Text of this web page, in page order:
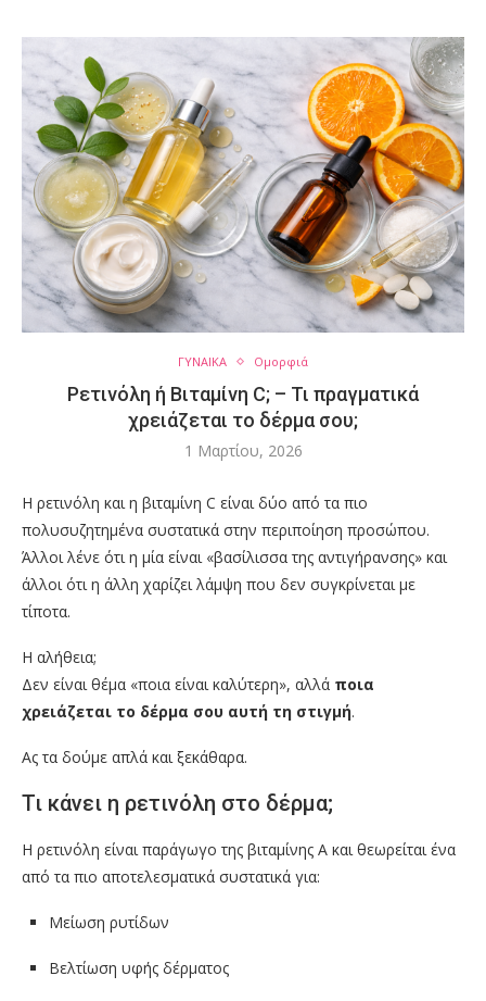
ΓΥΝΑΙΚΑ Ομορφιά
Ρετινόλη ή Βιταμίνη C; – Τι πραγματικά
χρειάζεται το δέρμα σου;
1 Μαρτίου, 2026
Η ρετινόλη και η βιταμίνη C είναι δύο από τα πιο
πολυσυζητημένα συστατικά στην περιποίηση προσώπου.
Άλλοι λένε ότι η μία είναι «βασίλισσα της αντιγήρανσης» και
άλλοι ότι η άλλη χαρίζει λάμψη που δεν συγκρίνεται με
τίποτα.
Η αλήθεια;
Δεν είναι θέμα «ποια είναι καλύτερη», αλλά ποια
χρειάζεται το δέρμα σου αυτή τη στιγμή.
Ας τα δούμε απλά και ξεκάθαρα.
Τι κάνει η ρετινόλη στο δέρμα;
Η ρετινόλη είναι παράγωγο της βιταμίνης Α και θεωρείται ένα
από τα πιο αποτελεσματικά συστατικά για:
Μείωση ρυτίδων
Βελτίωση υφής δέρματος